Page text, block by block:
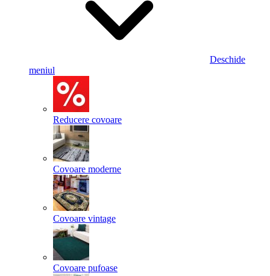
Deschide
meniul
Reducere covoare
Covoare moderne
Covoare vintage
Covoare pufoase